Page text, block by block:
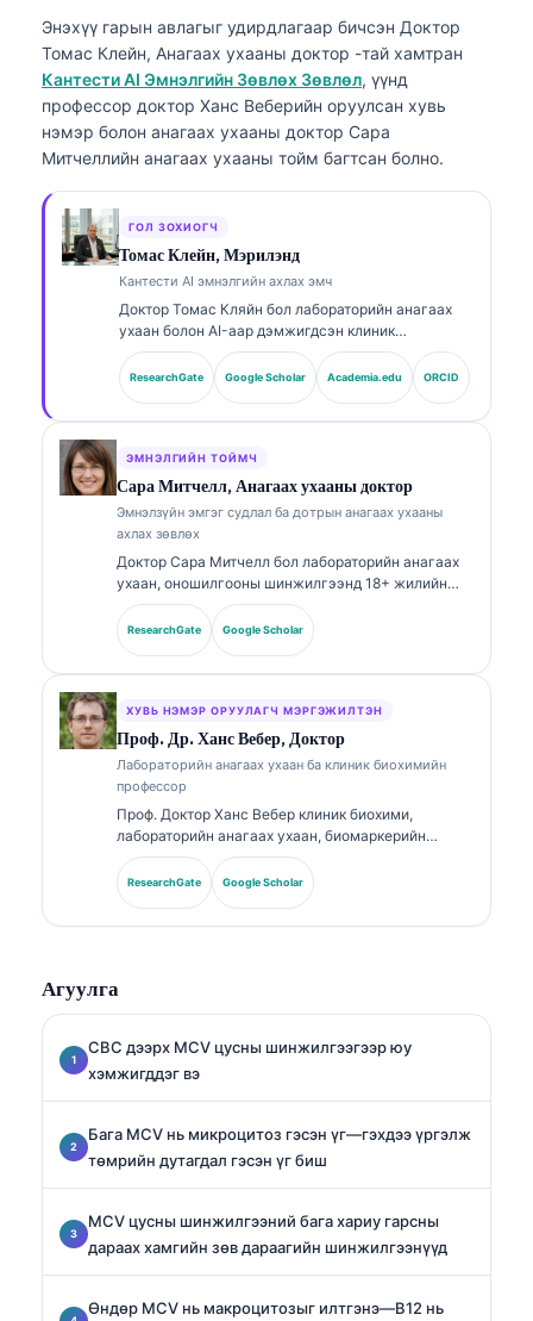
Энэхүү гарын авлагыг удирдлагаар бичсэн Доктор
Томас Клейн, Анагаах ухааны доктор -тай хамтран
Кантести AI Эмнэлгийн Зөвлөх Зөвлөл, үүнд
профессор доктор Ханс Веберийн оруулсан хувь
нэмэр болон анагаах ухааны доктор Сара
Митчеллийн анагаах ухааны тойм багтсан болно.
ГОЛ ЗОХИОГЧ
Томас Клейн, Мэрилэнд
Кантести AI эмнэлгийн ахлах эмч
Доктор Томас Кляйн бол лабораторийн анагаах
ухаан болон AI-аар дэмжигдсэн клиник
шинжилгээнд 15 гаруй жилийн туршлагатай,
зөвшөөрөгдсөн (board-certified) клиник
гематологич, дотрын эмч юм. Kantesti AI
эмнэлзүйн үнэн зөв байдлын талаар эмнэлзүйн
хяналтыг хэрэгжүүлдэг. Доктор Кляйн нь
биомаркерын тайлбар болон лабораторийн
оношилгооны чиглэлээр лабораторийн анагаах
ухааны сэдвүүд дээр өргөн хүрээнд хэвлүүлсэн.
ResearchGate Google Scholar Academia.edu ORCID
ЭМНЭЛГИЙН ТОЙМЧ
Сара Митчелл, Анагаах ухааны доктор
Эмнэлзүйн эмгэг судлал ба дотрын анагаах ухааны
ахлах зөвлөх
Доктор Сара Митчелл бол лабораторийн анагаах
ухаан, оношилгооны шинжилгээнд 18+ жилийн
туршлагатай, зөвлөлөөр баталгаажсан клиник
эмгэг судлаач (клиник патологоанатом) юм.
Тэрээр клиник химийн чиглэлээр мэргэшлийн
шинжилгээний талаар өргөнөөр нийтэлсэн.
ResearchGate Google Scholar
ХУВЬ НЭМЭР ОРУУЛАГЧ МЭРГЭЖИЛТЭН
Проф. Др. Ханс Вебер, Доктор
Лабораторийн анагаах ухаан ба клиник биохимийн
профессор
Проф. Доктор Ханс Вебер клиник биохими,
лабораторийн анагаах ухаан, биомаркерийн
судалгаанд 30+ жилийн туршлагатай. Германы
Клиник химийн нийгэмлэгийн (German Society for
Clinical Chemistry) Ерөнхийлөгчөөр ажиллаж
мэргэшсэн.
ResearchGate Google Scholar
Агуулга
CBC дээрх MCV цусны шинжилгээгээр юу
хэмжигддэг вэ
Бага MCV нь микроцитоз гэсэн үг—гэхдээ үргэлж
төмрийн дутагдал гэсэн үг биш
MCV цусны шинжилгээний бага хариу гарсны
дараах хамгийн зөв дараагийн шинжилгээнүүд
Өндөр MCV нь макроцитозыг илтгэнэ—B12 нь